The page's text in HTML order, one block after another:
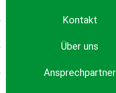
Kontakt
Über uns
Ansprechpartner